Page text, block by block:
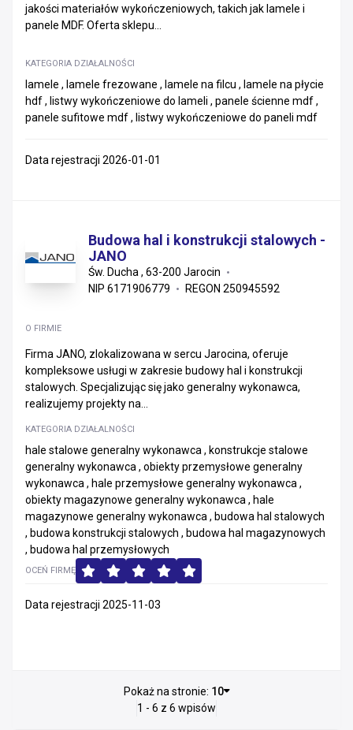
jakości materiałów wykończeniowych, takich jak lamele i
panele MDF. Oferta sklepu...
KATEGORIA DZIAŁALNOŚCI
lamele , lamele frezowane , lamele na filcu , lamele na płycie
hdf , listwy wykończeniowe do lameli , panele ścienne mdf ,
panele sufitowe mdf , listwy wykończeniowe do paneli mdf
Data rejestracji 2026-01-01
Budowa hal i konstrukcji stalowych -
JANO
Św. Ducha , 63-200 Jarocin
NIP 6171906779
REGON 250945592
O FIRMIE
Firma JANO, zlokalizowana w sercu Jarocina, oferuje
kompleksowe usługi w zakresie budowy hal i konstrukcji
stalowych. Specjalizując się jako generalny wykonawca,
realizujemy projekty na...
KATEGORIA DZIAŁALNOŚCI
hale stalowe generalny wykonawca , konstrukcje stalowe
generalny wykonawca , obiekty przemysłowe generalny
wykonawca , hale przemysłowe generalny wykonawca ,
obiekty magazynowe generalny wykonawca , hale
magazynowe generalny wykonawca , budowa hal stalowych
, budowa konstrukcji stalowych , budowa hal magazynowych
, budowa hal przemysłowych
OCEŃ FIRMĘ
Data rejestracji 2025-11-03
Pokaż na stronie: 10
1 - 6 z 6 wpisów